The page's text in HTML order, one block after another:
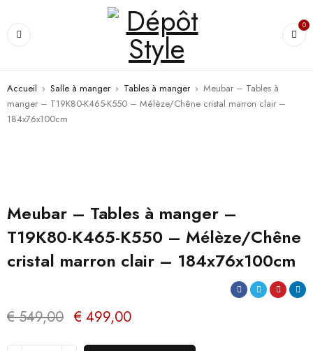
0
Accueil › Salle à manger › Tables à manger › Meubar – Tables à
manger – T19K80-K465-K550 – Mélèze/Chêne cristal marron clair –
184x76x100cm
Meubar – Tables à manger –
T19K80-K465-K550 – Mélèze/Chêne
cristal marron clair – 184x76x100cm
€549,00 € 499,00